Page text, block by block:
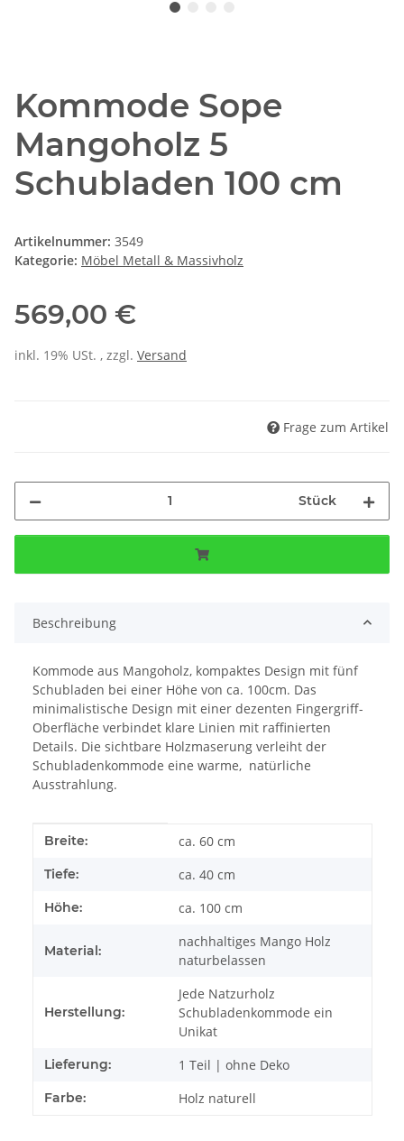
Kommode Sope
Mangoholz 5
Schubladen 100 cm
Artikelnummer: 3549
Kategorie: Möbel Metall & Massivholz
569,00 €
inkl. 19% USt. , zzgl. Versand
Frage zum Artikel
Stück
Beschreibung
Kommode aus Mangoholz, kompaktes Design mit fünf
Schubladen bei einer Höhe von ca. 100cm. Das
minimalistische Design mit einer dezenten Fingergriff-
Oberfläche verbindet klare Linien mit raffinierten
Details. Die sichtbare Holzmaserung verleiht der
Schubladenkommode eine warme, natürliche
Ausstrahlung.
Produkteigenschaft
Wert
Breite: ca. 60 cm
Tiefe: ca. 40 cm
Höhe: ca. 100 cm
Material:
nachhaltiges Mango Holz
naturbelassen
Herstellung:
Jede Natzurholz
Schubladenkommode ein
Unikat
Lieferung: 1 Teil | ohne Deko
Farbe: Holz naturell